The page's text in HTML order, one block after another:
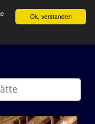
Ok, verstanden